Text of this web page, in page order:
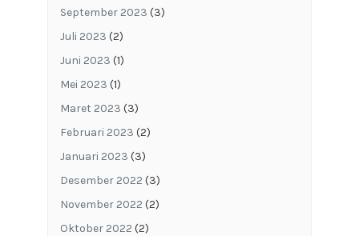
September 2023 (3)
Juli 2023 (2)
Juni 2023 (1)
Mei 2023 (1)
Maret 2023 (3)
Februari 2023 (2)
Januari 2023 (3)
Desember 2022 (3)
November 2022 (2)
Oktober 2022 (2)